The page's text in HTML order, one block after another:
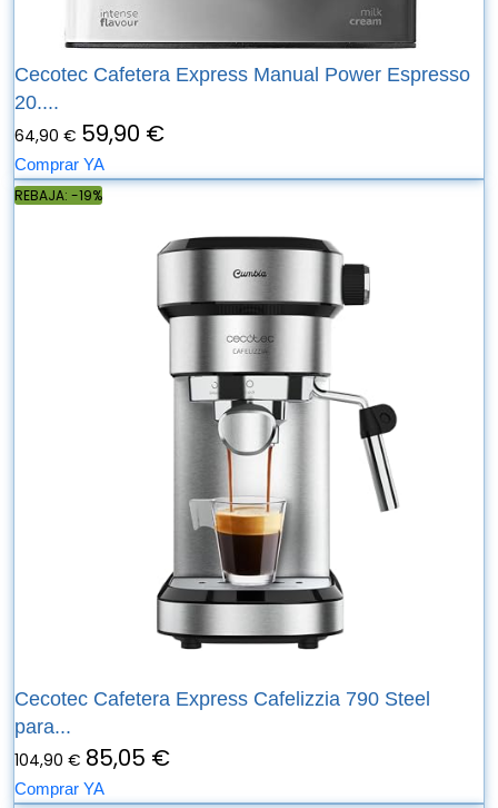
Cecotec Cafetera Express Manual Power Espresso
20....
64,90 € 59,90 €
Comprar YA
REBAJA: -19%
Cecotec Cafetera Express Cafelizzia 790 Steel
para...
104,90 € 85,05 €
Comprar YA